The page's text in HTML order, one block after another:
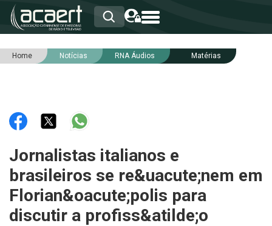
HOME
RNA
NOTÍCIAS
SERVIÇOS
INTEGRIDADE
Home Notícias RNA Áudios Matérias
Jornalistas italianos e
brasileiros se re&uacute;nem em
Florian&oacute;polis para
discutir a profiss&atilde;o